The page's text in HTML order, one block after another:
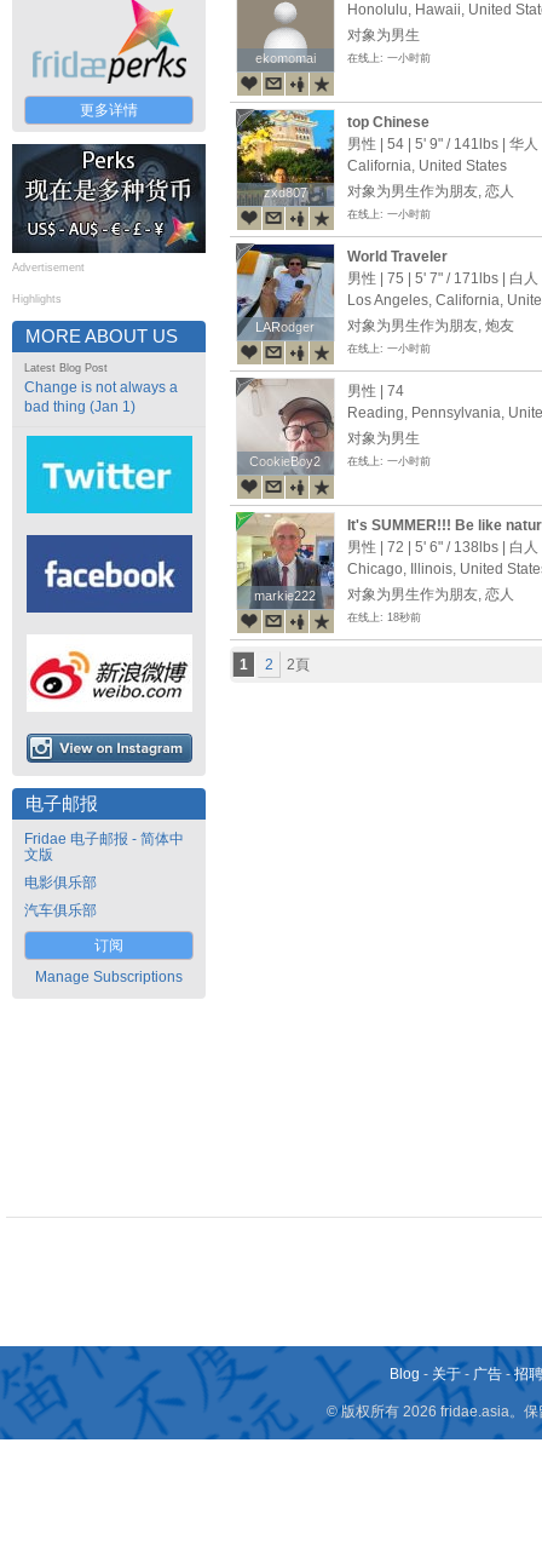
更多详情
Advertisement
Highlights
MORE ABOUT US
Latest Blog Post
Change is not always a
bad thing (Jan 1)
电子邮报
Fridae 电子邮报 - 简体中
文版
电影俱乐部
汽车俱乐部
订阅
Manage Subscriptions
ekomomai
ekomomai
Honolulu, Hawaii, United
对象为男生
在线上: 一小时前
zxd807
zxd807
top Chinese
男性 | 54 | 5' 9" / 141lbs | 华人
California, United States
对象为男生作为朋友, 恋人
在线上: 一小时前
LARodger
LARodger
World Traveler
男性 | 75 | 5' 7" / 171lbs | 白人
Los Angeles, California,
对象为男生作为朋友, 炮友
在线上: 一小时前
CookieBoy2
CookieBoy2
男性 | 74
Reading, Pennsylvania,
对象为男生
在线上: 一小时前
markie222
markie222
It's SUMMER!!! Be like
me into a loving, long-term
男性 | 72 | 5' 6" / 138lbs | 白人
Chicago, Illinois, United
对象为男生作为朋友, 恋人
在线上: 18秒前
1 2 2頁
Blog - 关于 - 广告 -招
© 版权所有 2026 fridae.asia。